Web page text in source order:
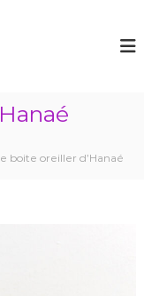
boite oreiller d’Hanaé